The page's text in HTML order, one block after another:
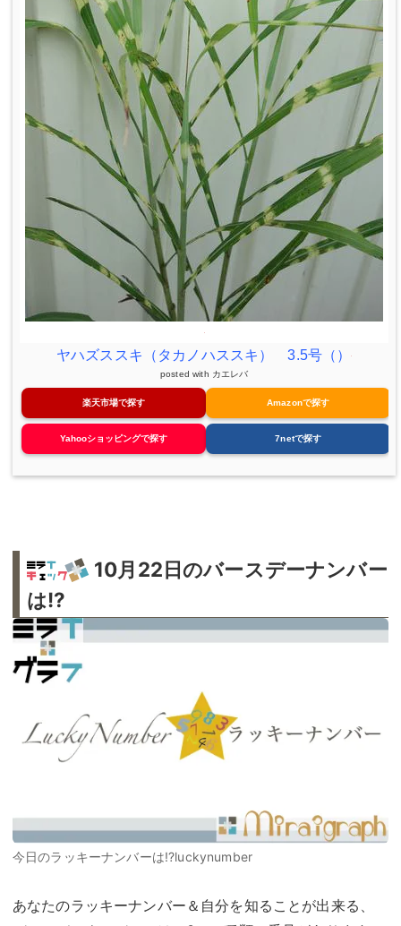
ヤハズススキ（タカノハススキ） 3.5号（）
posted with カエレバ
楽天市場で探す Amazonで探す
Yahooショッピングで探す 7netで探す
10月22日のバースデーナンバー
は!?
今日のラッキーナンバーは!?luckynumber
あなたのラッキーナンバー＆自分を知ることが出来る、